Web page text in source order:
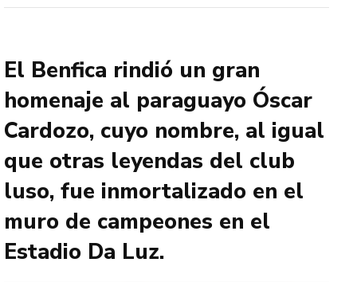
El Benfica rindió un gran
homenaje al paraguayo Óscar
Cardozo, cuyo nombre, al igual
que otras leyendas del club
luso, fue inmortalizado en el
muro de campeones en el
Estadio Da Luz.